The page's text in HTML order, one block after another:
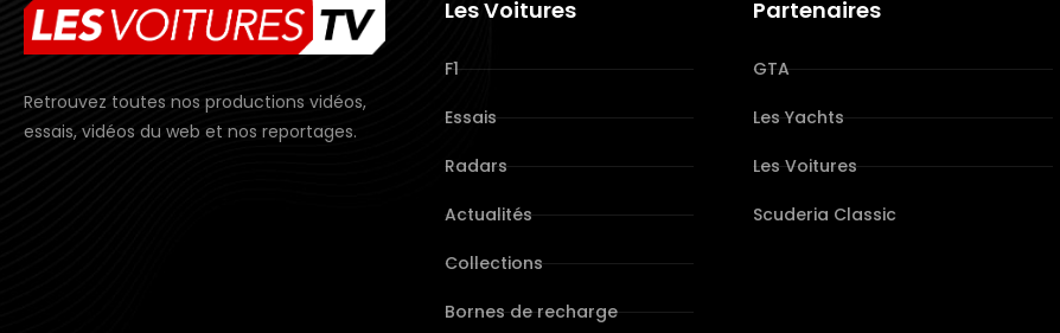
Retrouvez toutes nos productions vidéos,
essais, vidéos du web et nos reportages.
Les Voitures
F1
Essais
Radars
Actualités
Collections
Bornes de recharge
Partenaires
GTA
Les Yachts
Les Voitures
Scuderia Classic